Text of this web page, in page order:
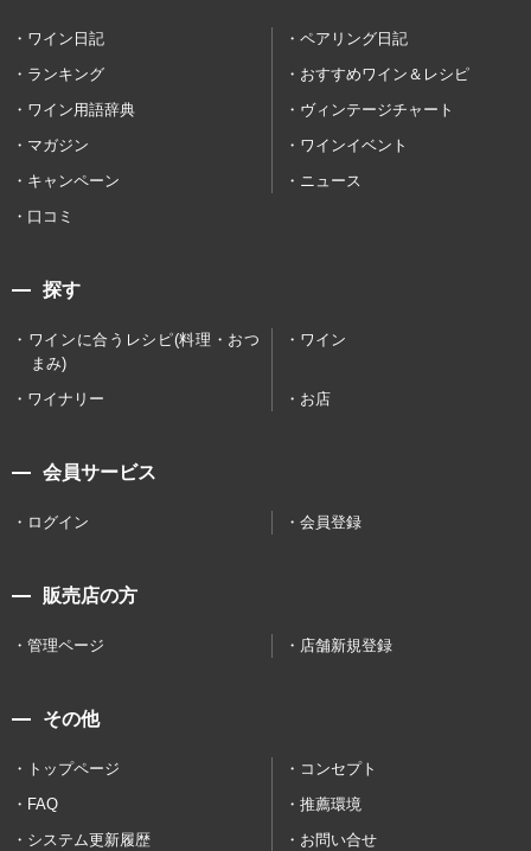
ワイン日記
ペアリング日記
ランキング
おすすめワイン＆レシピ
ワイン用語辞典
ヴィンテージチャート
マガジン
ワインイベント
キャンペーン
ニュース
口コミ
探す
ワインに合うレシピ(料理・おつ
まみ)
ワイン
ワイナリー お店
会員サービス
ログイン 会員登録
販売店の方
管理ページ 店舗新規登録
その他
トップページ
コンセプト
FAQ
推薦環境
システム更新履歴
お問い合せ